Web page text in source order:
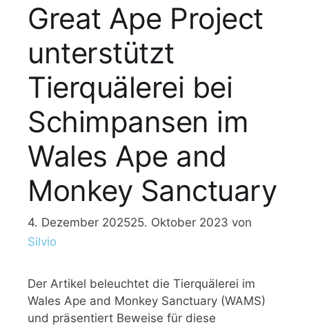
Great Ape Project
unterstützt
Tierquälerei bei
Schimpansen im
Wales Ape and
Monkey Sanctuary
4. Dezember 202525. Oktober 2023 von
Silvio
Der Artikel beleuchtet die Tierquälerei im
Wales Ape and Monkey Sanctuary (WAMS)
und präsentiert Beweise für diese